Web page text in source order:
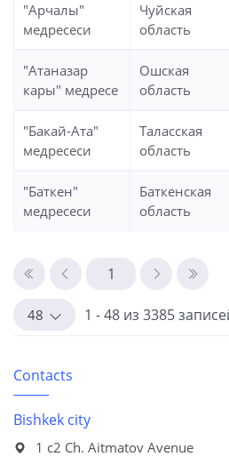
"Арчалы"
медресеси
Чуйская
область
"Атаназар
кары" медресе
Ошская
область
"Бакай-Ата"
медресеси
Таласская
область
"Баткен"
медресеси
Баткенская
область
48 1 - 48 из 3385
Contacts
Bishkek city
1 с2 Ch. Aitmatov Avenue